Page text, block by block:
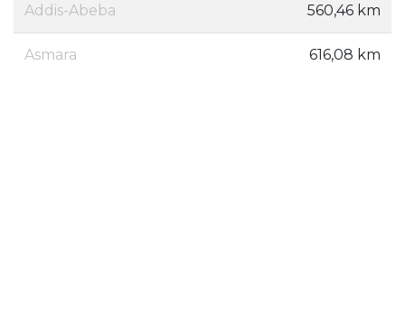
Addis-Abeba 560,46 km
Asmara 616,08 km